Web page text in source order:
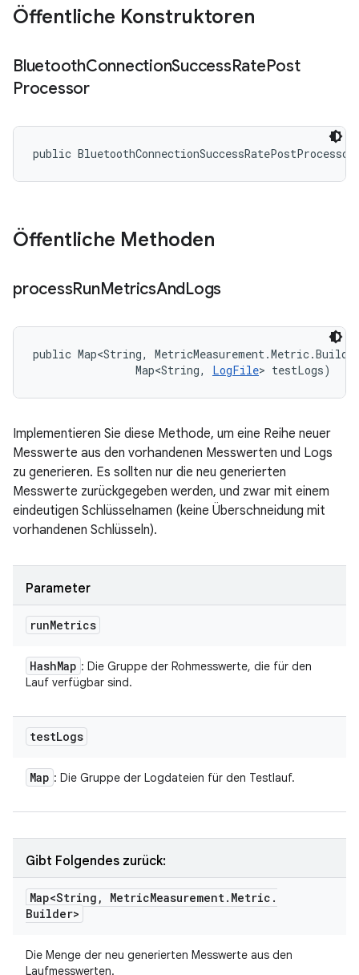
Öffentliche Konstruktoren
BluetoothConnectionSuccessRatePost
Processor
public
Öffentliche Methoden
processRunMetricsAndLogs
public Map<String,
                Map<String,
LogFile> testLogs)
Implementieren Sie diese Methode, um eine Reihe neuer
Messwerte aus den vorhandenen Messwerten und Logs
zu generieren. Es sollten nur die neu generierten
Messwerte zurückgegeben werden, und zwar mit einem
eindeutigen Schlüsselnamen (keine Überschneidung mit
vorhandenen Schlüsseln).
Parameter
runMetrics
HashMap : Die Gruppe der Rohmesswerte, die für den
Lauf verfügbar sind.
testLogs
Map : Die Gruppe der Logdateien für den Testlauf.
Gibt Folgendes zurück:
Map<String , MetricMeasurement. Metric .
Builder>
Die Menge der neu generierten Messwerte aus den
Laufmesswerten.